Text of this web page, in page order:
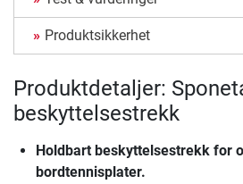
Produktsikkerhet
Produktdetaljer:
beskyttelsestrekk
Holdbart beskyttelsestrekk for
bordtennisplater.